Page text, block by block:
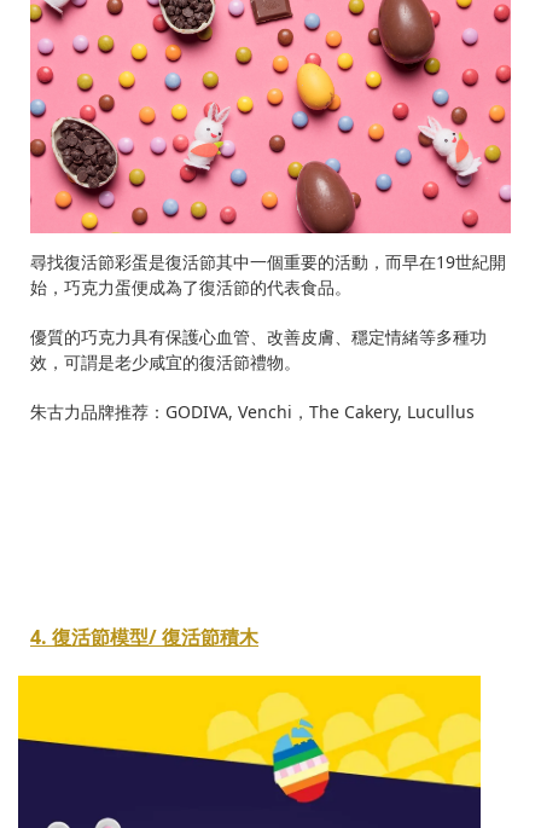
尋找復活節彩蛋是復活節其中一個重要的活動，而早在19世紀開
始，巧克力蛋便成為了復活節的代表食品。
優質的巧克力具有保護心血管、改善皮膚、穩定情緒等多種功
效，可謂是老少咸宜的復活節禮物。
朱古力品牌推荐：GODIVA, Venchi，The Cakery, Lucullus
4. 復活節模型/ 復活節積木